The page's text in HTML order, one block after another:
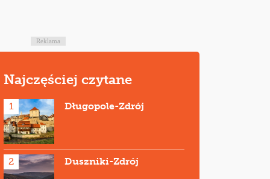
Reklama
Najczęściej czytane
1 Długopole-Zdrój
2 Duszniki-Zdrój